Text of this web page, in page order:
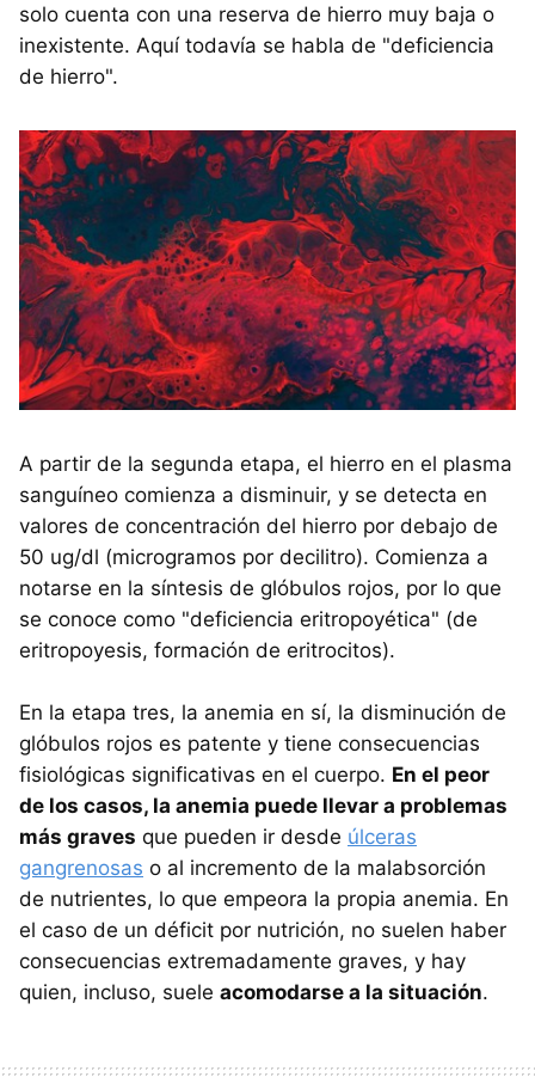
solo cuenta con una reserva de hierro muy baja o
inexistente. Aquí todavía se habla de "deficiencia
de hierro".
A partir de la segunda etapa, el hierro en el plasma
sanguíneo comienza a disminuir, y se detecta en
valores de concentración del hierro por debajo de
50 ug/dl (microgramos por decilitro). Comienza a
notarse en la síntesis de glóbulos rojos, por lo que
se conoce como "deficiencia eritropoyética" (de
eritropoyesis, formación de eritrocitos).
En la etapa tres, la anemia en sí, la disminución de
glóbulos rojos es patente y tiene consecuencias
fisiológicas significativas en el cuerpo. En el peor
de los casos, la anemia puede llevar a problemas
más graves que pueden ir desde úlceras
gangrenosas o al incremento de la malabsorción
de nutrientes, lo que empeora la propia anemia. En
el caso de un déficit por nutrición, no suelen haber
consecuencias extremadamente graves, y hay
quien, incluso, suele acomodarse a la situación.